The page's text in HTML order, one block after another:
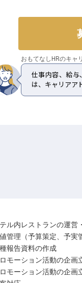
おもてなしHRのキャ
仕事内容、給与
は、キャリアア
テル内レストランの運
値管理（予算策定、予実
種報告資料の作成
ロモーション活動の企画
ロモーション活動の企画